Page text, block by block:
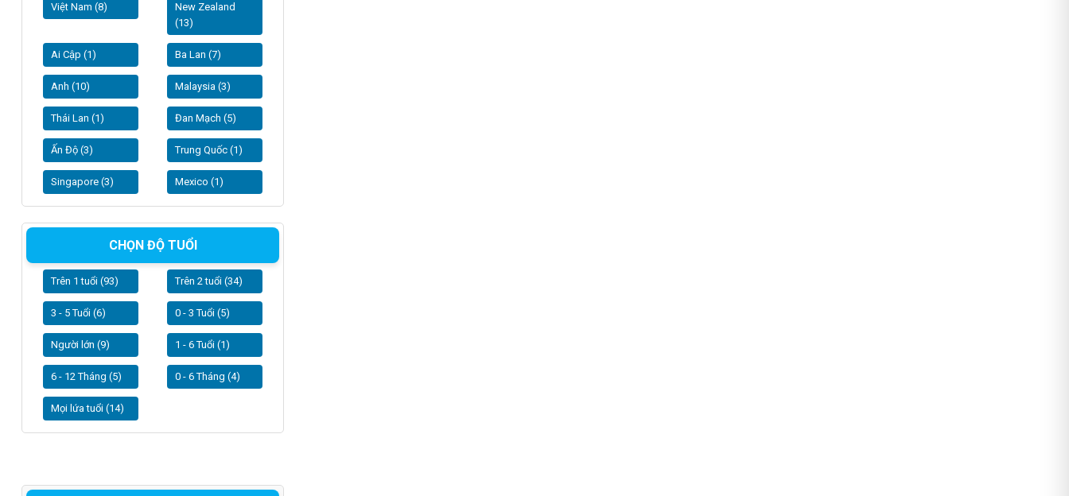
Việt Nam (8)
New Zealand
(13)
Ai Cập (1) Ba Lan (7)
Anh (10) Malaysia (3)
Thái Lan (1) Đan Mạch (5)
Ấn Độ (3) Trung Quốc (1)
Singapore (3) Mexico (1)
CHỌN ĐỘ TUỔI
Trên 1 tuổi (93) Trên 2 tuổi (34)
3 - 5 Tuổi (6) 0 - 3 Tuổi (5)
Người lớn (9) 1 - 6 Tuổi (1)
6 - 12 Tháng (5) 0 - 6 Tháng (4)
Mọi lứa tuổi (14)